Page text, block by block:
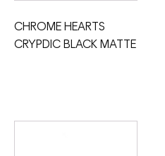
CHROME HEARTS
CRYPDIC BLACK MATTE